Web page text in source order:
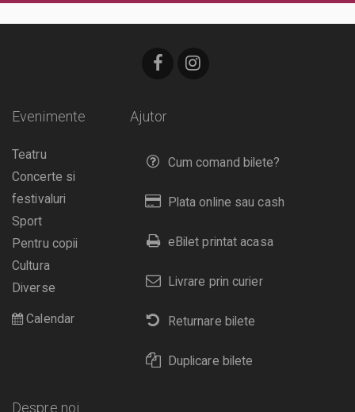
Ajutor
Cum comand bilete?
Plata online sau cash
eBilet printat acasa
Livrare prin curier
Returnare bilete
Duplicare bilete
Evenimente
Teatru
Concerte si
festivaluri
Sport
Pentru copii
Cultura
Diverse
Calendar
Despre noi